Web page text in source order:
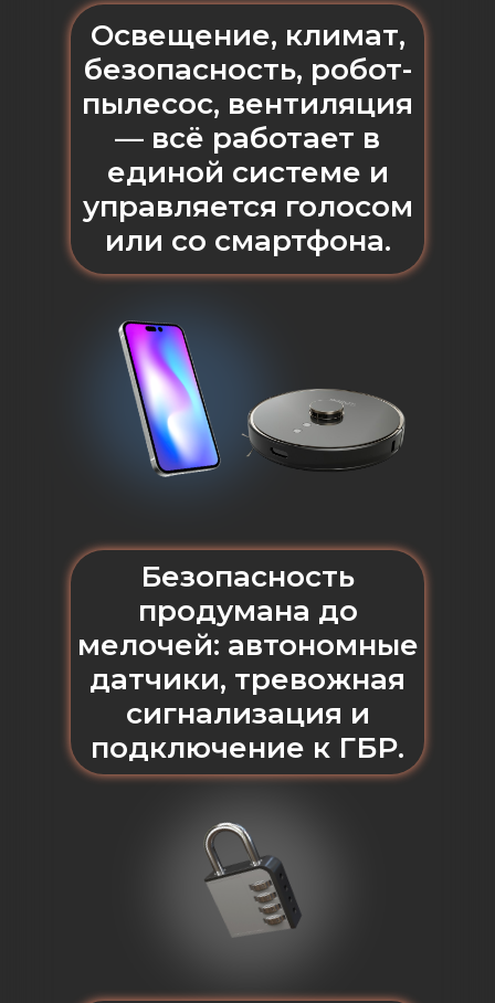
Освещение, климат,
безопасность, робот-
пылесос, вентиляция
— всё работает в
единой системе и
управляется голосом
или со смартфона.
Безопасность
продумана до
мелочей: автономные
датчики, тревожная
сигнализация и
подключение к ГБР.